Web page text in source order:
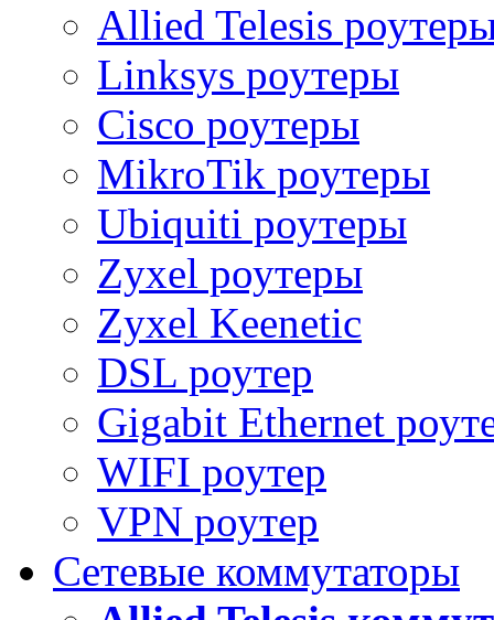
Allied Telesis
Linksys роутеры
Cisco роутеры
MikroTik роутеры
Ubiquiti роутеры
Zyxel роутеры
Zyxel Keenetic
DSL роутер
Gigabit Ethernet
WIFI роутер
VPN роутер
Сетевые коммутаторы